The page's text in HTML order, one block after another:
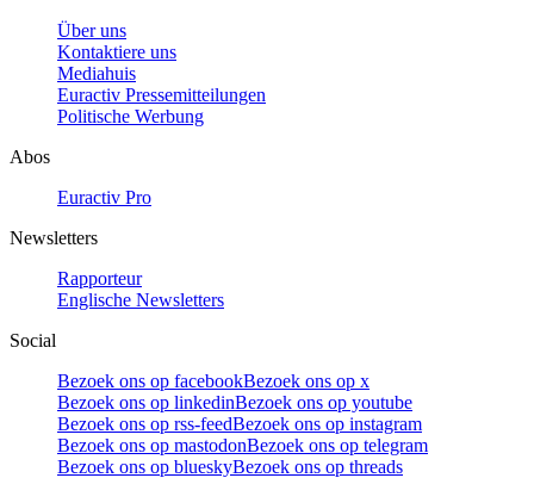
Über uns
Kontaktiere uns
Mediahuis
Euractiv Pressemitteilungen
Politische Werbung
Abos
Euractiv Pro
Newsletters
Rapporteur
Englische Newsletters
Social
Bezoek ons op facebookBezoek ons op x
Bezoek ons op linkedinBezoek ons op youtube
Bezoek ons op rss-feedBezoek ons op instagram
Bezoek ons op mastodonBezoek ons op telegram
Bezoek ons op blueskyBezoek ons op threads